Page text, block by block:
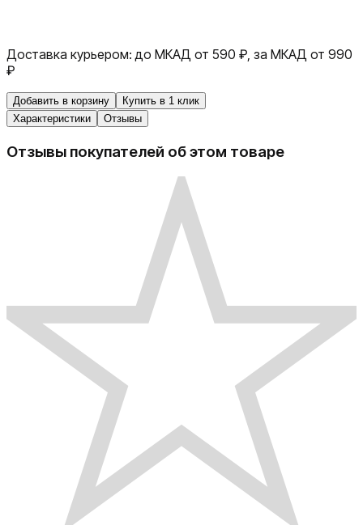
Доставка курьером: до МКАД от 590 ₽, за МКАД от 990
₽
Добавить в корзину
Купить в 1 клик
Характеристики
Отзывы
Отзывы покупателей об этом товаре